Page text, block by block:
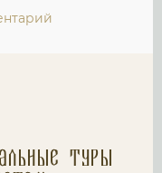
туры